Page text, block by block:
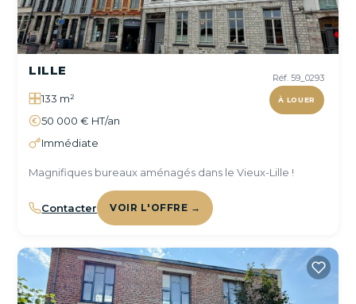
Réf. 59_0293
À LOUER
LILLE
133 m²
50 000 € HT/an
Immédiate
Magnifiques bureaux aménagés dans le Vieux-Lille !
Contacter VOIR L'OFFRE →